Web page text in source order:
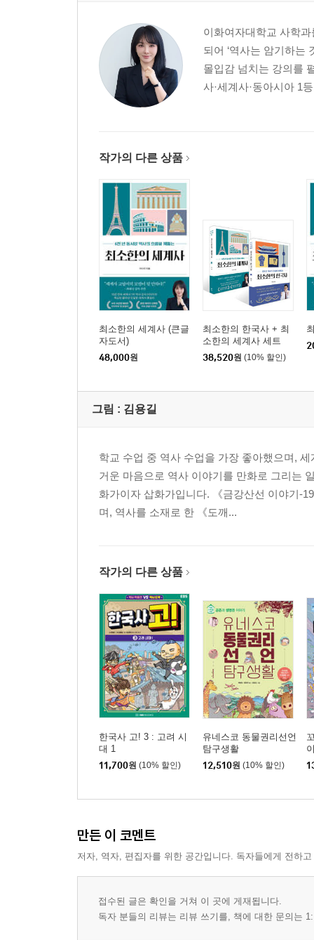
이화여자대학교 사학
되어 ‘역사는 암기하는
몰입감 넘치는 강의를
사·세계사·동아시아 1
작가의 다른 상품
최소한의 세계사 (큰글
자도서)
48,000원
최소한의 한국사 + 최
소한의 세계사 세트
38,520원 (10% 할인)
그림 : 김용길
학교 수업 중 역사 수업을 가장 좋아했으며,
거운 마음으로 역사 이야기를 만화로 그리는
화가이자 삽화가입니다. 《금강산선 이야기-
며, 역사를 소재로 한 《도깨...
작가의 다른 상품
한국사 고! 3 : 고려 시
대 1
11,700원 (10% 할인)
유네스코 동물권리선언
탐구생활
12,510원 (10% 할인)
만든 이 코멘트
저자, 역자, 편집자를 위한 공간입니다. 독자들에게 전하
접수된 글은 확인을 거쳐 이 곳에 게재됩니다.
독자 분들의 리뷰는 리뷰 쓰기를, 책에 대한 문의는